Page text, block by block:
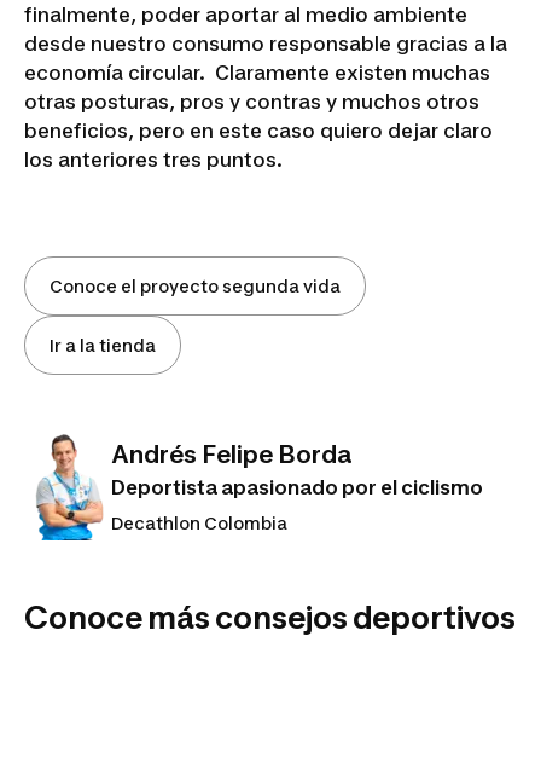
finalmente, poder aportar al medio ambiente
desde nuestro consumo responsable gracias a la
economía circular. Claramente existen muchas
otras posturas, pros y contras y muchos otros
beneficios, pero en este caso quiero dejar claro
los anteriores tres puntos.
Conoce el proyecto segunda vida
Ir a la tienda
Andrés Felipe Borda
Deportista apasionado por el ciclismo
Decathlon Colombia
Conoce más consejos deportivos